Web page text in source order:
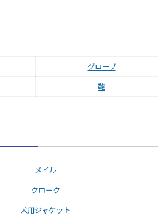
グローブ
鞄
メイル
クローク
犬用ジャケット